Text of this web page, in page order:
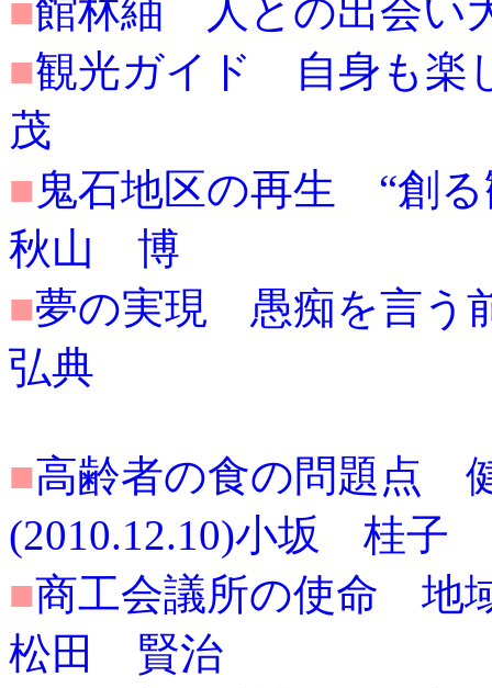
■館林紬 人との出会い
■観光ガイド 自身も楽
茂
■ 鬼石地区の再生 “創る
秋山 博
■夢の実現 愚痴を言う
弘典
■高齢者の食の問題点
(2010.12.10)小坂 桂子
■商工会議所の使命 地
松田 賢治